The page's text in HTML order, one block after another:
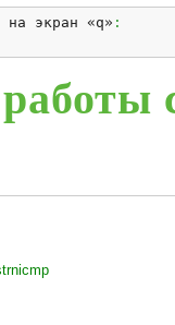
на экран «q» :